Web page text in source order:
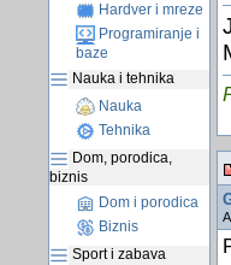
Hardver i mreze
Programiranje i
baze
Nauka i tehnika
Nauka
Tehnika
Dom, porodica,
biznis
Dom i porodica
Biznis
Sport i zabava